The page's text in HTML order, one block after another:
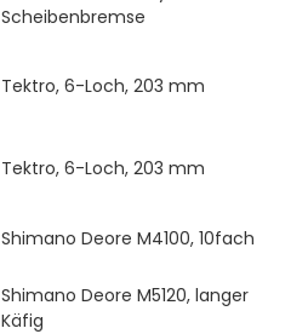
Scheibenbremse
Tektro, 6-Loch, 203 mm
Tektro, 6-Loch, 203 mm
Shimano Deore M4100, 10fach
Shimano Deore M5120, langer
Käfig